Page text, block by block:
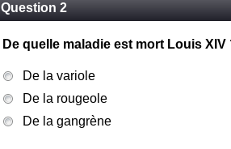
Question 2
De quelle maladie est mort Louis XIV
De la variole
De la rougeole
De la gangrène